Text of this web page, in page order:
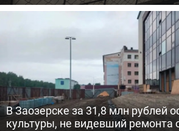
В Заозерске за 31,8 млн рублей
культуры, не видевший ремонта